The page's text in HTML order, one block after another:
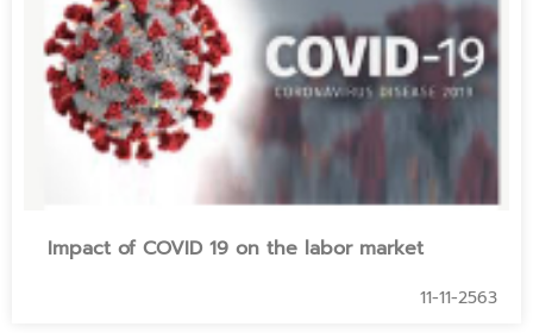
Impact of COVID 19 on the labor market
11-11-2563